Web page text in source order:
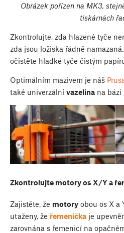
Obrázek pořízen na MK3,
tiskárnách
Zkontrolujte, zda hlazené tyče
zda jsou ložiska řádně
očistěte hladké tyče čistým
Optimálním mazivem je náš
také univerzální vazelína na bázi
Zkontrolujte motory os X/Y a
Zajistěte, že motory obou os X a
utaženy, že řemenička je
zarovnána s řemenicí na